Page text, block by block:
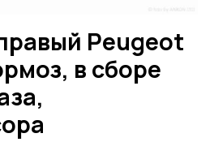
Peugeot
в сборе